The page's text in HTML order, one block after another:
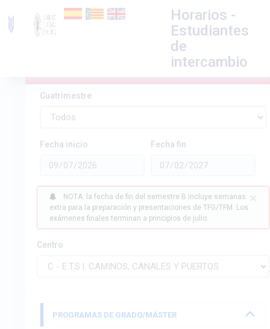
Horarios -
Estudiantes
de
intercambio
Horarios E.T.S.I. CAMINOS, CANALES Y
Cuatrimestre
Fecha inicio Fecha fin
NOTA: la fecha de fin del semestre B incluye semanas
extra para la preparación y presentaciones de TFG/TFM. Los
exámenes finales terminan a principios de julio.
Centro
PROGRAMAS DE GRADO/MÁSTER